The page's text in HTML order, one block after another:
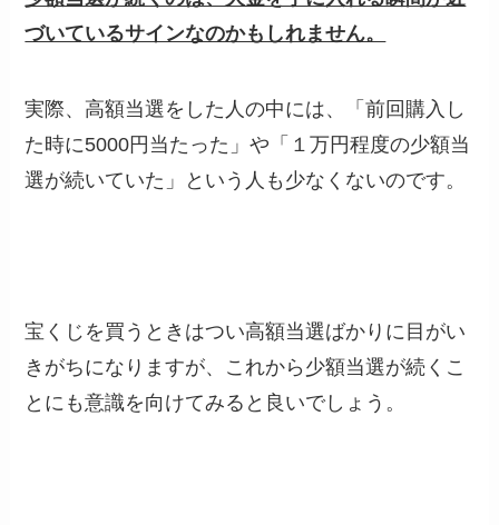
づいているサインなのかもしれません。
実際、高額当選をした人の中には、「前回購入し
た時に5000円当たった」や「１万円程度の少額当
選が続いていた」という人も少なくないのです。
宝くじを買うときはつい高額当選ばかりに目がい
きがちになりますが、これから少額当選が続くこ
とにも意識を向けてみると良いでしょう。